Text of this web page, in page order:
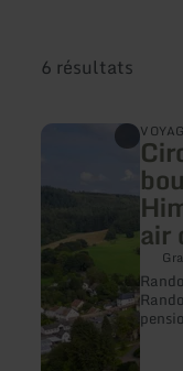
6 résultats
air
en
sur
randonnée
boucle
Oberkail-
Himmerod
avec
un